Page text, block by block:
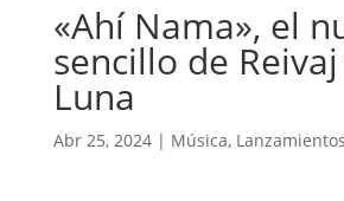
«Ahí Nama», el
sencillo de
Luna
Abr 25, 2024| Música, Lanzamientos